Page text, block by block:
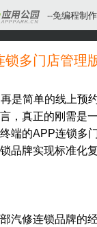
--免编程制
锁多门店管理
是简单的线上预
，真正的刚需是
端的APP连锁多
品牌实现标准化
汽修连锁品牌的